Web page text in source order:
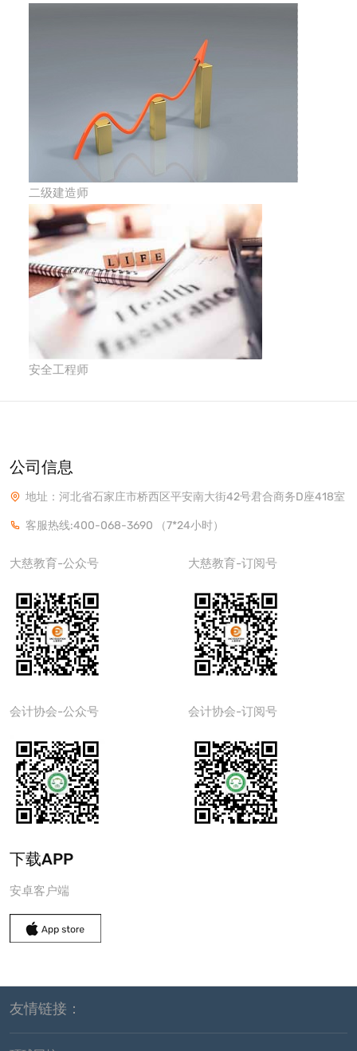
二级建造师
安全工程师
公司信息
地址：河北省石家庄市桥西区平安南大街42号君合商务D座418室
客服热线:400-068-3690 （7*24小时）
大慈教育-公众号 大慈教育-订阅号
会计协会-公众号 会计协会-订阅号
下载APP
安卓客户端
友情链接：